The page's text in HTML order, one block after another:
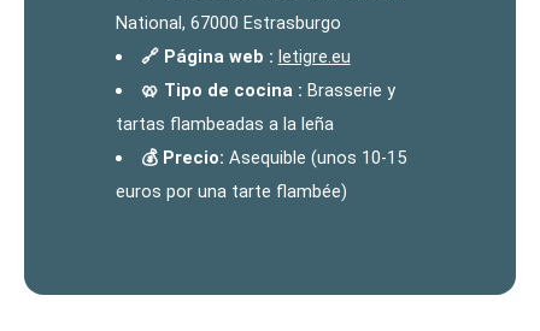
National, 67000 Estrasburgo
🔗 Página web : letigre.eu
🥨 Tipo de cocina : Brasserie y
tartas flambeadas a la leña
💰 Precio: Asequible (unos 10-15
euros por una tarte flambée)